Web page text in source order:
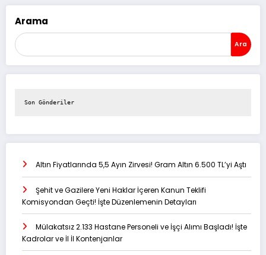
Arama
Ara
Son Gönderiler
Altın Fiyatlarında 5,5 Ayın Zirvesi! Gram Altın 6.500 TL’yi Aştı
Şehit ve Gazilere Yeni Haklar İçeren Kanun Teklifi
Komisyondan Geçti! İşte Düzenlemenin Detayları
Mülakatsız 2.133 Hastane Personeli ve İşçi Alımı Başladı! İşte
Kadrolar ve İl İl Kontenjanlar